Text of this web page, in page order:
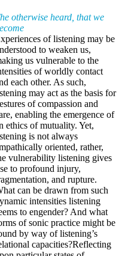
otherwise heard, that we
of listening may be
to weaken us,
us vulnerable to the
of worldly contact
each other. As such,
may act as the basis for
of compassion and
enabling the emergence of
ethics of mutuality. Yet,
is not always
oriented, rather,
vulnerability listening gives
to profound injury,
and rupture.
can be drawn from such
intensities listening
to engender? And what
of sonic practice might be
by way of listening’s
capacities?Reflecting